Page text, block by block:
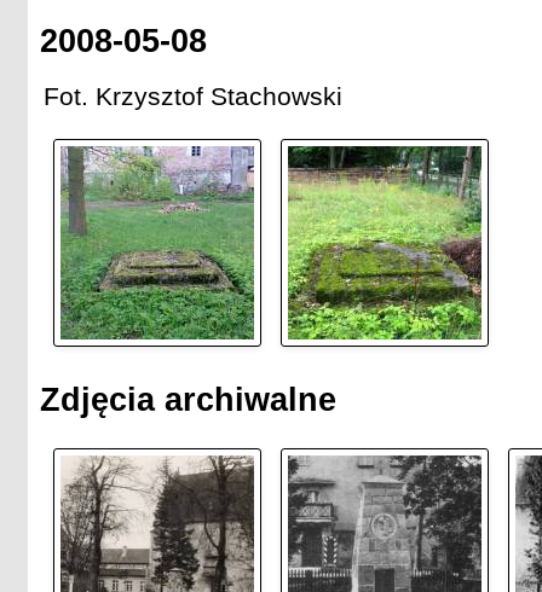
2008-05-08
Fot. Krzysztof Stachowski
Zdjęcia archiwalne